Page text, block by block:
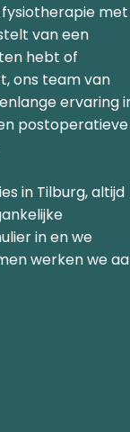
met
van een
hebt of
ons team van
ervaring
postoperatieve
in Tilburg, altijd
in en we
werken we